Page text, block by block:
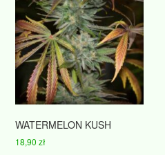
WATERMELON KUSH
18,90zł